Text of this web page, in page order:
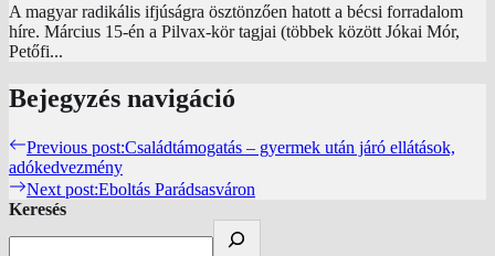
A magyar radikális ifjúságra ösztönzően hatott a bécsi forradalom
híre. Március 15-én a Pilvax-kör tagjai (többek között Jókai Mór,
Petőfi...
Bejegyzés navigáció
Previous post:Családtámogatás – gyermek után járó ellátások,
adókedvezmény
Next post:Eboltás Parádsasváron
Keresés